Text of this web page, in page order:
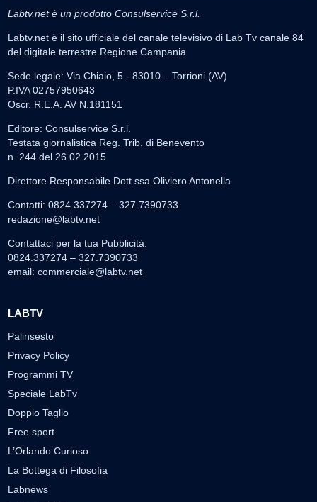
Labtv.net è un prodotto Consulservice S.r.l.
Labtv.net è il sito ufficiale del canale televisivo di Lab Tv canale 84
del digitale terrestre Regione Campania
Sede legale: Via Chiaio, 5 - 83010 – Torrioni (AV)
P.IVA 02757950643
Oscr. R.E.A. AV N.181151
Editore: Consulservice S.r.l.
Testata giornalistica Reg. Trib. di Benevento
n. 244 del 26.02.2015
Direttore Responsabile Dott.ssa Oliviero Antonella
Contatti: 0824.337274 – 327.7390733
redazione@labtv.net
Contattaci per la tua Pubblicità:
0824.337274 – 327.7390733
email: commerciale@labtv.net
LABTV
Palinsesto
Privacy Policy
Programmi TV
Speciale LabTv
Doppio Taglio
Free sport
L’Orlando Curioso
La Bottega di Filosofia
Labnews